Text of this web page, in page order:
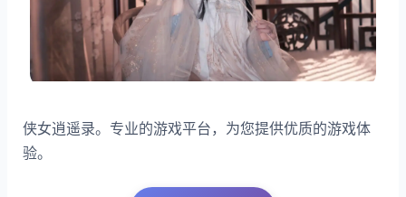
侠女逍遥录。专业的游戏平台，为您提供优质的游戏体
验。